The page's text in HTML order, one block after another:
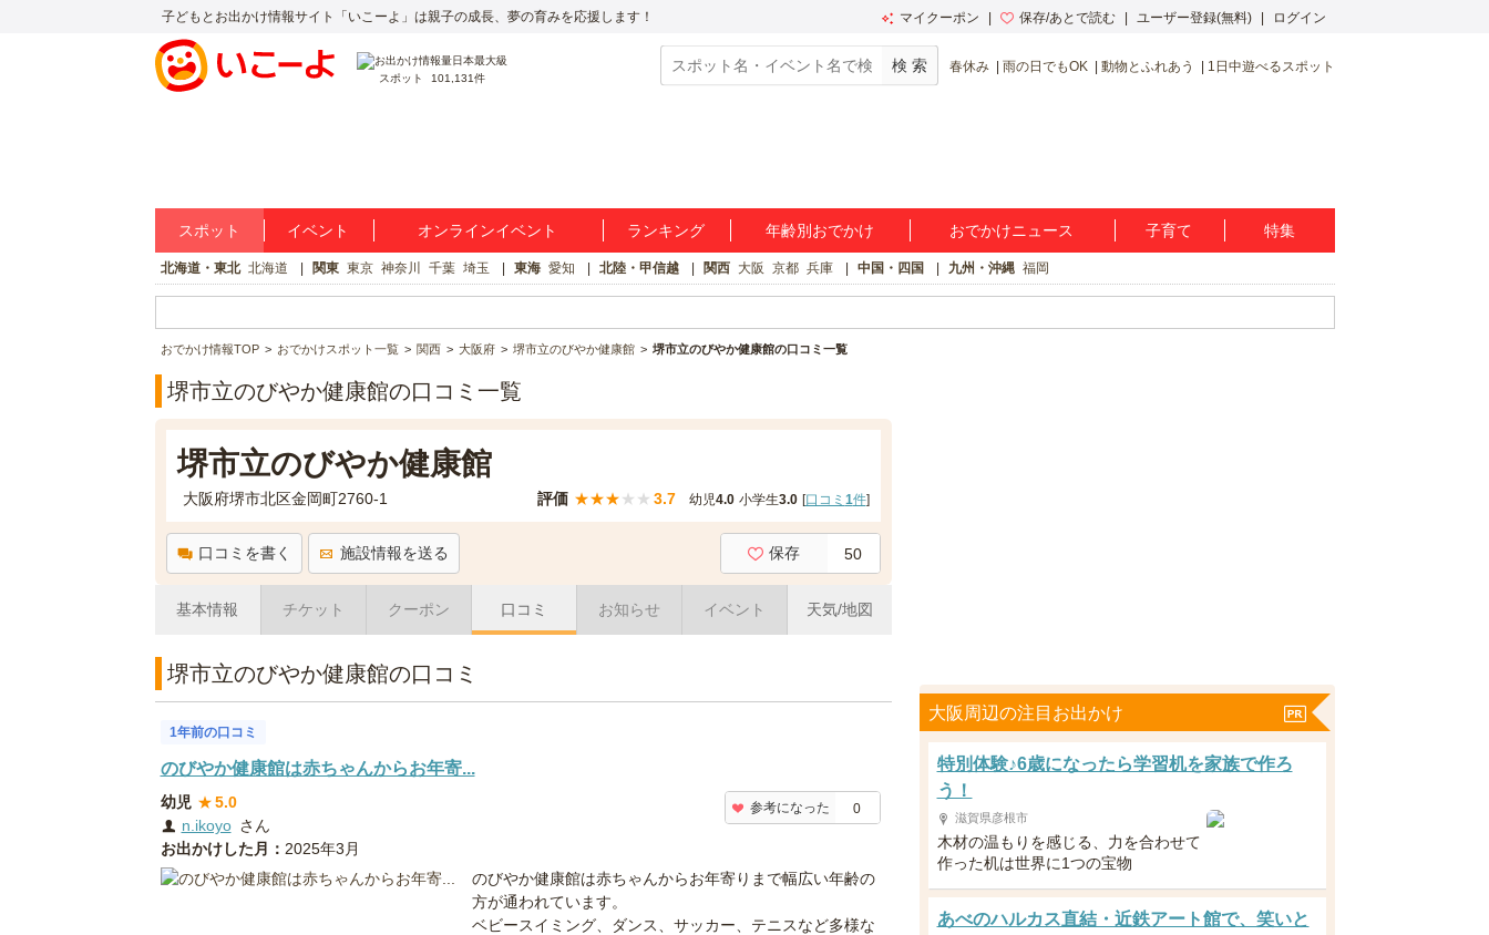
子どもとお出かけ情報サイト「いこーよ」は親子の成長、夢の育みを応援します！ マイクーポン 保存/あとで読む ユーザー登録(無料) ログイン
スポット 101,131件
春休み 雨の日でもOK 動物とふれあう 1日中遊べるスポット
スポット イベント オンラインイベント ランキング 年齢別おでかけ おでかけニュース 子育て 特集
北海道・東北 北海道 関東 東京 神奈川 千葉 埼玉 東海 愛知 北陸・甲信越 関西 大阪 京都 兵庫 中国・四国 九州・沖縄 福岡
おでかけ情報TOP おでかけスポット一覧 関西 大阪府 堺市立のびやか健康館 堺市立のびやか健康館の口コミ一覧
堺市立のびやか健康館の口コミ一覧
堺市立のびやか健康館
大阪府堺市北区金岡町2760-1 評価 ★★★★ ★ 3.7 幼児4.0 小学生3.0 [口コミ 1件]
口コミを書く 施設情報を送る 保存 50
基本情報 チケット クーポン 口コミ お知らせ イベント 天気/地図
堺市立のびやか健康館の口コミ
1年前の口コミ
のびやか健康館は赤ちゃんからお年寄...
幼児 ★5.0
n.ikoyo さん
お出かけした月： 2025年3月
参考になった 0
のびやか健康館は赤ちゃんからお年寄りまで幅広い年齢の
方が通われています。
ベビースイミング、ダンス、サッカー、テニスなど多様な
大阪周辺の注目お出かけ
特別体験♪6歳になったら学習机を家族で作ろ
う！
滋賀県彦根市
木材の温もりを感じる、力を合わせて
作った机は世界に1つの宝物
あべのハルカス直結・近鉄アート館で、笑いと